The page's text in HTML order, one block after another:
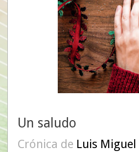
Un saludo
Crónica de Luis Miguel